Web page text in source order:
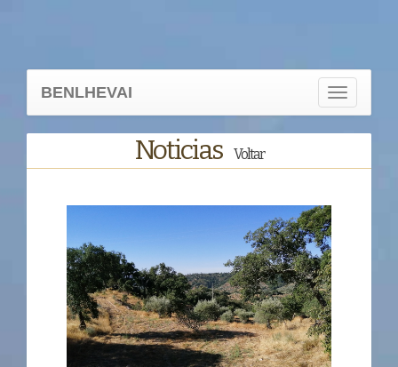
BENLHEVAI
Toggle
navigation
Noticias Voltar